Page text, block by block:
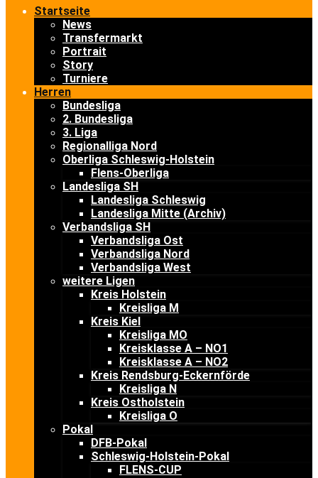
Startseite
News
Transfermarkt
Portrait
Story
Turniere
Herren
Bundesliga
2. Bundesliga
3. Liga
Regionalliga Nord
Oberliga Schleswig-Holstein
Flens-Oberliga
Landesliga SH
Landesliga Schleswig
Landesliga Mitte (Archiv)
Verbandsliga SH
Verbandsliga Ost
Verbandsliga Nord
Verbandsliga West
weitere Ligen
Kreis Holstein
Kreisliga M
Kreis Kiel
Kreisliga MO
Kreisklasse A – NO1
Kreisklasse A – NO2
Kreis Rendsburg-Eckernförde
Kreisliga N
Kreis Ostholstein
Kreisliga O
Pokal
DFB-Pokal
Schleswig-Holstein-Pokal
FLENS-CUP